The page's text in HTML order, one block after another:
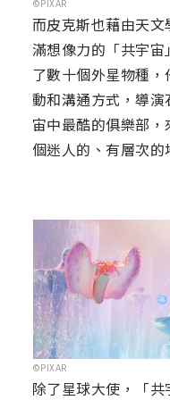
©PIXAR
而皮克斯也藉由天
滿想像力的「共宇
了數十個外星物種
動和溝通方式，導
宙中最酷的俱樂部
個迷人的、有層次的
©PIXAR
除了星球大使，「